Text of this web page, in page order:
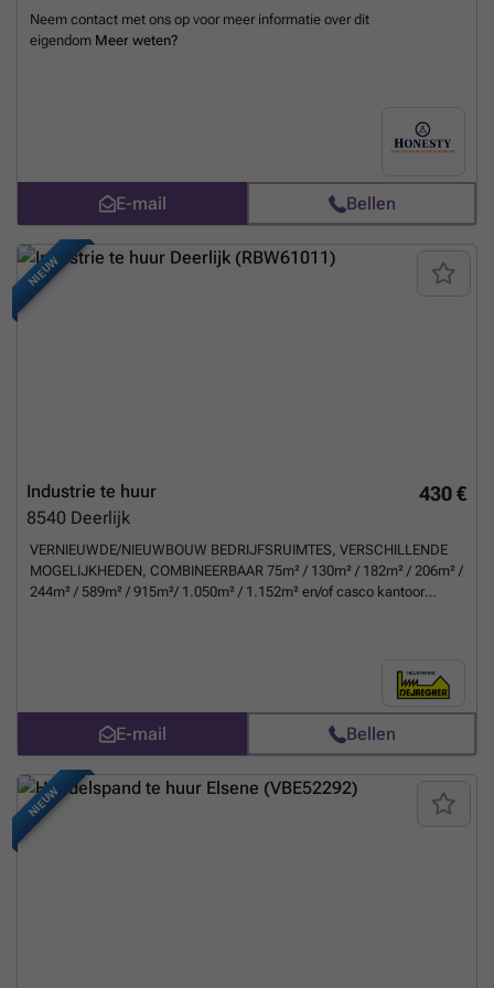
Neem contact met ons op voor meer informatie over dit
eigendom Meer weten?
E-mail Bellen
NIEUW
430 €
Industrie te huur
8540 Deerlijk
VERNIEUWDE/NIEUWBOUW BEDRIJFSRUIMTES, VERSCHILLENDE
MOGELIJKHEDEN, COMBINEERBAAR 75m² / 130m² / 182m² / 206m² /
244m² / 589m² / 915m²/ 1.050m² / 1.152m² en/of casco kantoor
E-mail Bellen
NIEUW